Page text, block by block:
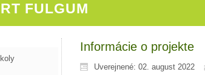
FULGUM
Informácie o projekte
Uverejnené: 02. august 2022